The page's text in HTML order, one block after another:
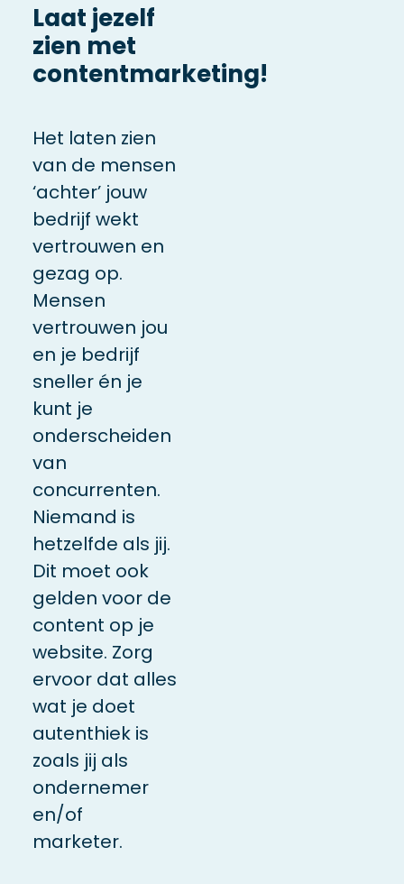
Laat jezelf
zien met
contentmarketing!
Het laten zien
van de mensen
‘achter’ jouw
bedrijf wekt
vertrouwen en
gezag op.
Mensen
vertrouwen jou
en je bedrijf
sneller én je
kunt je
onderscheiden
van
concurrenten.
Niemand is
hetzelfde als jij.
Dit moet ook
gelden voor de
content op je
website. Zorg
ervoor dat alles
wat je doet
autenthiek is
zoals jij als
ondernemer
en/of
marketer.